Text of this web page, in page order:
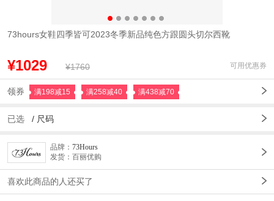
73hours女鞋四季皆可2023冬季新品纯色方跟圆头切尔西靴
¥1029 ¥1760 可用优惠券
领券 满198减15 满258减40 满438减70
已选 / 尺码
品牌： 73Hours
发货：百丽优购
喜欢此商品的人还买了